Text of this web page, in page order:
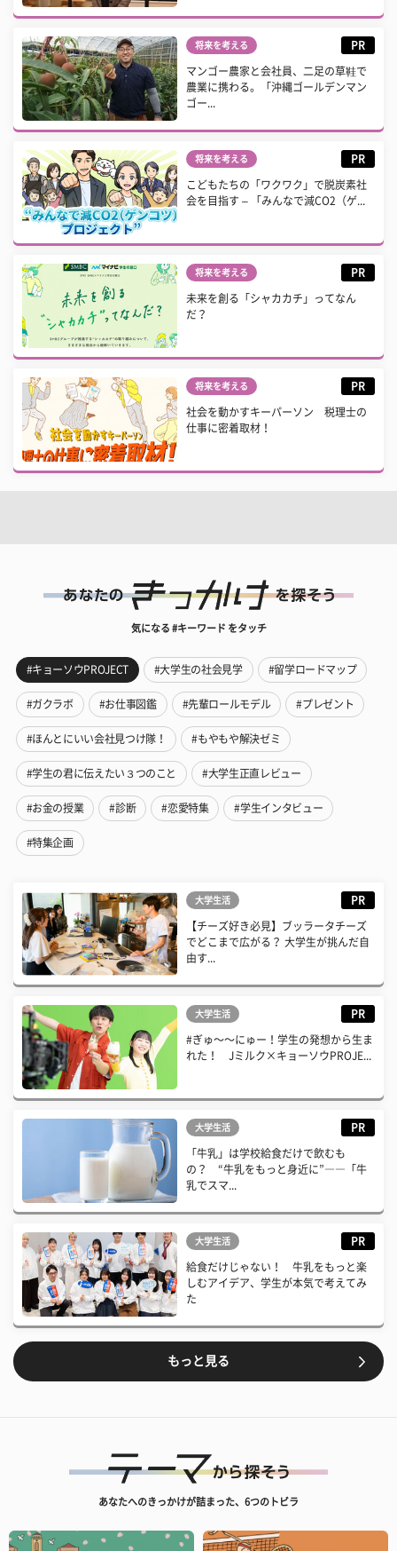
将来を考える PR
マンゴー農家と会社員、二足の草鞋で
農業に携わる。「沖縄ゴールデンマン
ゴー...
将来を考える PR
こどもたちの「ワクワク」で脱炭素社
会を目指す – 「みんなで減CO2（ゲ...
将来を考える PR
未来を創る「シャカカチ」ってなん
だ？
将来を考える PR
社会を動かすキーパーソン 税理士の
仕事に密着取材！
気になる #キーワード をタッチ
#キョーソウPROJECT #大学生の社会見学 #留学ロードマップ
#ガクラボ #お仕事図鑑 #先輩ロールモデル #プレゼント
#ほんとにいい会社見つけ隊！ #もやもや解決ゼミ
#学生の君に伝えたい３つのこと #大学生正直レビュー
#お金の授業 #診断 #恋愛特集 #学生インタビュー
#特集企画
大学生活 PR
【チーズ好き必見】ブッラータチーズ
でどこまで広がる？ 大学生が挑んだ自
由す...
大学生活 PR
#ぎゅ〜〜にゅー！学生の発想から生ま
れた！ Jミルク×キョーソウPROJE...
大学生活 PR
「牛乳」は学校給食だけで飲むも
の？ “牛乳をもっと身近に”――「牛
乳でスマ...
大学生活 PR
給食だけじゃない！ 牛乳をもっと楽
しむアイデア、学生が本気で考えてみ
た
もっと見る
あなたへのきっかけが詰まった、6つのトビラ